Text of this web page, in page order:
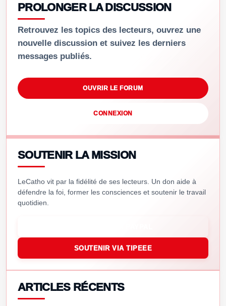
PROLONGER LA DISCUSSION
Retrouvez les topics des lecteurs, ouvrez une
nouvelle discussion et suivez les derniers
messages publiés.
OUVRIR LE FORUM
CONNEXION
SOUTENIR LA MISSION
LeCatho vit par la fidélité de ses lecteurs. Un don aide à
défendre la foi, former les consciences et soutenir le travail
quotidien.
SOUTENIR VIA TIPEEE
ARTICLES RÉCENTS